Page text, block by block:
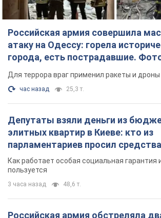
Российская армия совершила
атаку на Одессу: горела
города, есть пострадавшие.
Для террора враг применил ракеты и дроны
час назад 25,3 т.
Депутаты взяли деньги из
элитных квартир в Киеве: кто из
парламентариев просил
поселился
Как работает особая социальная гарантия
пользуется
3 часа назад 48,6 т.
Российская армия обстреляла